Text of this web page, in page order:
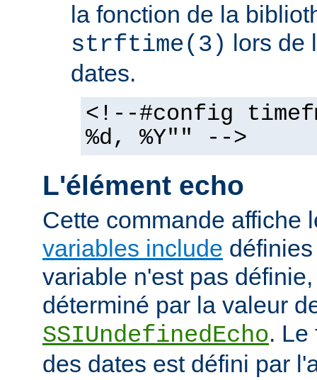
la fonction de la
strftime(3) lors de
dates.
<!--#config
%d, %Y"" -->
L'élément echo
Cette commande affiche
variables include
variable n'est pas
déterminé par la valeur
SSIUndefinedEcho. Le
des dates est défini par